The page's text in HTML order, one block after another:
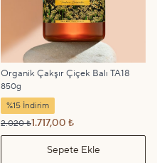
Organik Çakşır Çiçek Balı TA18
850g
%15 İndirim
2.020 ₺1.717,00 ₺
Sepete Ekle